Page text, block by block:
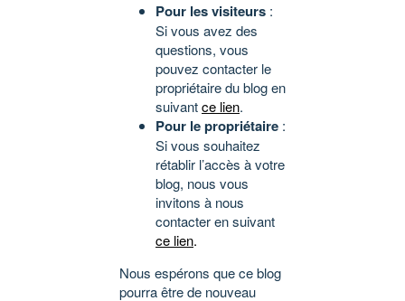
Pour les visiteurs :
Si vous avez des
questions, vous
pouvez contacter le
propriétaire du blog en
suivantce lien.
Pour le propriétaire :
Si vous souhaitez
rétablir l’accès à votre
blog, nous vous
invitons à nous
contacter en suivant
ce lien.
Nous espérons que ce blog
pourra être de nouveau